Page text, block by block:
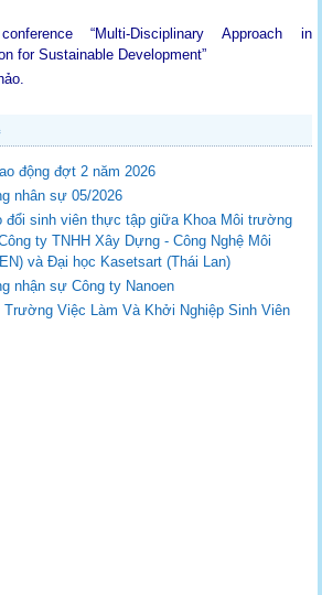
“Multi-Disciplinary Approach in
for Sustainable Development”
động đợt 2 năm 2026
nhân sự 05/2026
đổi sinh viên thực tập giữa Khoa Môi trường
ty TNHH Xây Dựng - Công Nghệ Môi
và Đại học Kasetsart (Thái Lan)
nhận sự Công ty Nanoen
Trường Việc Làm Và Khởi Nghiệp Sinh Viên